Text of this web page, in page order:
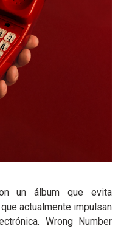
un álbum que evita
actualmente impulsan
Wrong Number